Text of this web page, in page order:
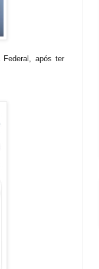
Federal, após ter